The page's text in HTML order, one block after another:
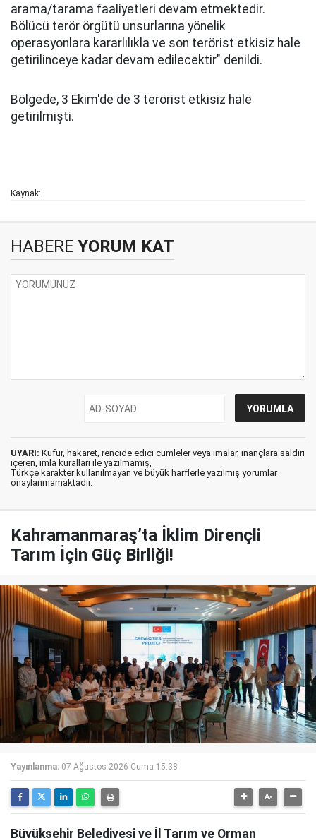
arama/tarama faaliyetleri devam etmektedir.
Bölücü terör örgütü unsurlarına yönelik
operasyonlara kararlılıkla ve son terörist etkisiz hale
getirilinceye kadar devam edilecektir" denildi.
Bölgede, 3 Ekim'de de 3 terörist etkisiz hale
getirilmişti.
Kaynak:
HABERE YORUM KAT
UYARI: Küfür, hakaret, rencide edici cümleler veya imalar, inançlara saldırı
içeren, imla kuralları ile yazılmamış,
Türkçe karakter kullanılmayan ve büyük harflerle yazılmış yorumlar
onaylanmamaktadır.
Kahramanmaraş’ta İklim Dirençli
Tarım İçin Güç Birliği!
Yayınlanma: 07 Ağustos 2026 Cuma 15:38
Büyükşehir Belediyesi ve İl Tarım ve Orman